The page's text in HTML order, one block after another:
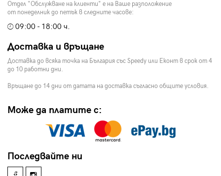
Отдел "Обслужване на клиенти" е на Ваше разположение
от понеделник до петък в следните часове:
09:00 - 18:00 ч.
Доставка и връщане
Доставка до всяка точка на България със Speedy или Еконт в срок от 4
до 10 работни дни.
Връщане до 14 дни от датата на доставка съгласно общите условия.
Може да платите с:
Последвайте ни